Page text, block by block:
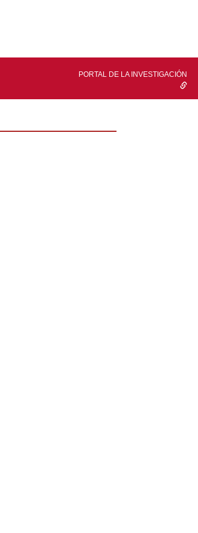
PORTAL DE LA INVESTIGACIÓN